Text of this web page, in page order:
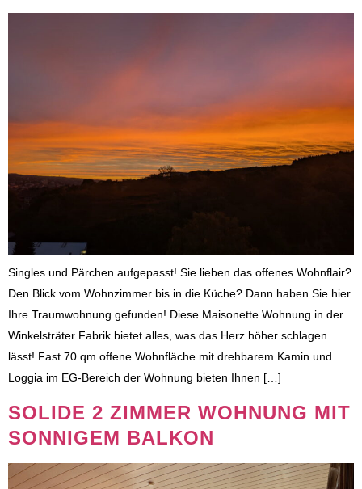
Singles und Pärchen aufgepasst! Sie lieben das offenes Wohnflair?
Den Blick vom Wohnzimmer bis in die Küche? Dann haben Sie hier
Ihre Traumwohnung gefunden! Diese Maisonette Wohnung in der
Winkelsträter Fabrik bietet alles, was das Herz höher schlagen
lässt! Fast 70 qm offene Wohnfläche mit drehbarem Kamin und
Loggia im EG-Bereich der Wohnung bieten Ihnen […]
SOLIDE 2 ZIMMER WOHNUNG MIT
SONNIGEM BALKON